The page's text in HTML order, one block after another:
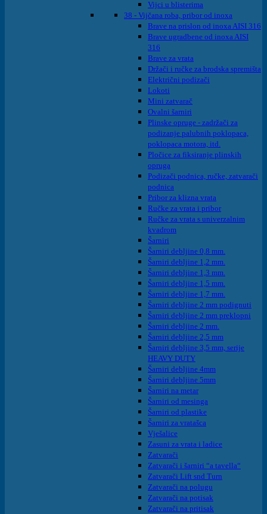
Vijci u blisterima
38 - Vijčana roba, pribor od inoxa
Brave na prislon od inoxa AISI 316
Brave ugradbene od inoxa AISI
316
Brave za vrata
Držači i ručke za brodska spremišta
Električni podizači
Lokoti
Mini zatvarač
Ovalni šarniri
Plinske opruge - zadržači za
podizanje palubnih poklopaca,
poklopaca motora, itd.
Pločice za fiksiranje plinskih
opruga
Podizači podnica, ručke, zatvarači
podnica
Pribor za klizna vrata
Ručke za vrata i pribor
Ručke za vrata s univerzalnim
kvadrom
Šarniri
Šarniri debljine 0,8 mm.
Šarniri debljine 1,2 mm.
Šarniri debljine 1,3 mm.
Šarniri debljine 1,5 mm.
Šarniri debljine 1,7 mm.
Šarniri debljine 2 mm podignuti
Šarniri debljine 2 mm preklopni
Šarniri debljine 2 mm.
Šarniri debljine 2,5 mm
Šarniri debljine 3,5 mm, serije
HEAVY DUTY
Šarniri debljine 4mm
Šarniri debljine 5mm
Šarniri na metar
Šarniri od mesinga
Šarniri od plastike
Šarniri za vratašca
Vješalice
Zasuni za vrata i ladice
Zatvarači
Zatvarači i šarniri “a tavella“
Zatvarači Lift snd Turn
Zatvarači na polugu
Zatvarači na potisak
Zatvarači na pritisak